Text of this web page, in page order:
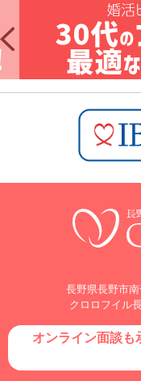
長野県長野市
クロロフイル
オンライン面談も